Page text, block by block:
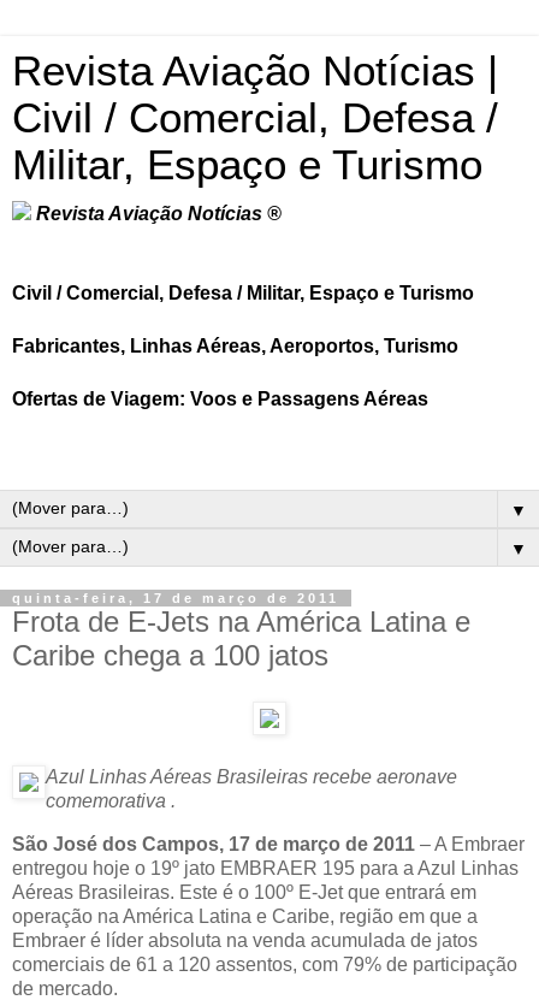
Revista Aviação Notícias |
Civil / Comercial, Defesa /
Militar, Espaço e Turismo
Revista Aviação Notícias ®
Civil / Comercial, Defesa / Militar, Espaço e Turismo
Fabricantes, Linhas Aéreas, Aeroportos, Turismo
Ofertas de Viagem: Voos e Passagens Aéreas
▼
▼
quinta-feira, 17 de março de 2011
Frota de E-Jets na América Latina e
Caribe chega a 100 jatos
Azul Linhas Aéreas Brasileiras recebe aeronave
comemorativa .
São José dos Campos, 17 de março de 2011 – A Embraer
entregou hoje o 19º jato EMBRAER 195 para a Azul Linhas
Aéreas Brasileiras. Este é o 100º E-Jet que entrará em
operação na América Latina e Caribe, região em que a
Embraer é líder absoluta na venda acumulada de jatos
comerciais de 61 a 120 assentos, com 79% de participação
de mercado.